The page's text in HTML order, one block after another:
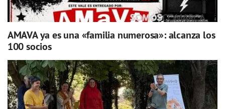
AMAVA ya es una «familia numerosa»: alcanza los
100 socios